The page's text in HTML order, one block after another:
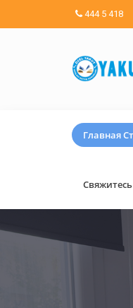
444 5 418
Главная